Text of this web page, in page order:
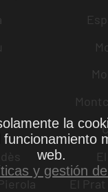
El
la
funcionamiento
web.
y gestión